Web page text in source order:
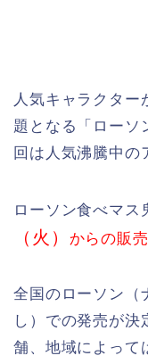
人気キャラクタ
題となる「ローソ
回は人気沸騰中の
ローソン食べマス
（火）
からの販売
全国のローソン（
し）での発売が決
舗、地域によって